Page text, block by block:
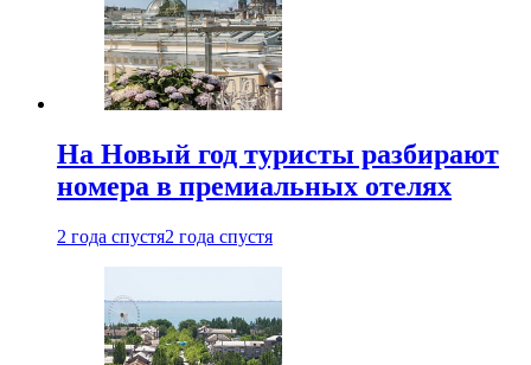
На Новый год туристы разбирают
номера в премиальных отелях
2 года спустя2 года спустя